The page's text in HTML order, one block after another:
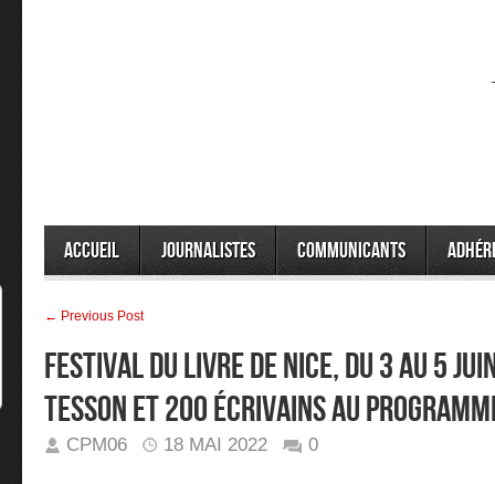
Accueil Journalistes Communicants
← Previous Post
Festival du Livre de Nice, du 3 au 5
Tesson et 200 écrivains au
CPM06 18 MAI 2022 0